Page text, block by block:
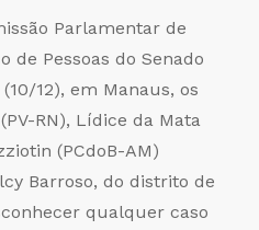
Parlamentar de
de Pessoas do Senado
12), em Manaus, os
RN), Lídice da Mata
(PCdoB-AM)
Barroso, do distrito de
qualquer caso